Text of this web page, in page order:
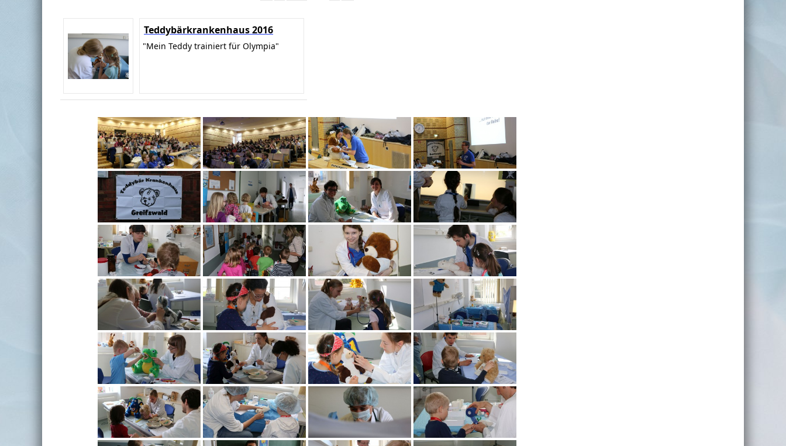
Teddybärkrankenhaus 2016
"Mein Teddy trainiert für Olympia"